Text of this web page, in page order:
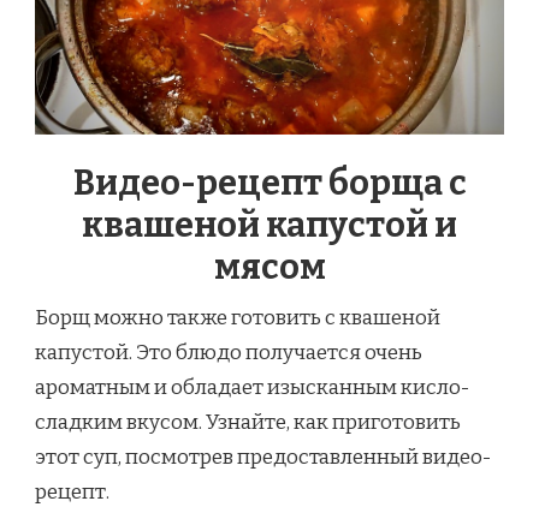
Видео-рецепт борща с
квашеной капустой и
мясом
Борщ можно также готовить с квашеной
капустой. Это блюдо получается очень
ароматным и обладает изысканным кисло-
сладким вкусом. Узнайте, как приготовить
этот суп, посмотрев предоставленный видео-
рецепт.